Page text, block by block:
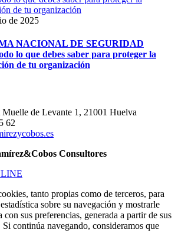
de 2025
NACIONAL DE SEGURIDAD
lo que debes saber para proteger la
de tu organización
Muelle de Levante 1, 21001 Huelva
62
Consultores
tanto propias como de terceros, para
sobre su navegación y mostrarle
sus preferencias, generada a partir de sus
Si continúa navegando, consideramos que